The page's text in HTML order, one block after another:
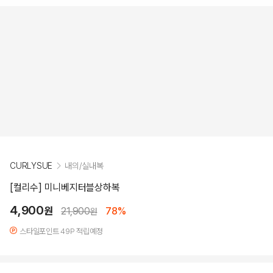
CURLYSUE 내의/실내복
[컬리수] 미니베지터블상하복
4,900원 21,900원 78%
스타일포인트 49P 적립예정